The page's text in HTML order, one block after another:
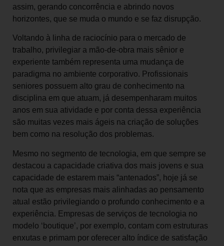
assim, gerando concorrência e abrindo novos
horizontes, que se muda o mundo e se faz disrupção.
Voltando à linha de raciocínio para o mercado de
trabalho, privilegiar a mão-de-obra mais sênior e
experiente também representa uma mudança de
paradigma no ambiente corporativo. Profissionais
seniores possuem alto grau de conhecimento na
disciplina em que atuam, já desempenharam muitos
anos em sua atividade e por conta dessa experiência
são muitas vezes mais ágeis na criação de soluções
bem como na resolução dos problemas.
Mesmo no segmento de tecnologia, em que sempre se
destacou a capacidade criativa dos mais jovens e sua
capacidade de estarem mais “antenados”, hoje já se
nota que as empresas mais alinhadas ao pensamento
atual estão privilegiando o profundo conhecimento e a
experiência. Empresas de serviços de tecnologia no
modelo ‘boutique’, por exemplo, contam com estruturas
enxutas e primam por oferecer alto índice de satisfação